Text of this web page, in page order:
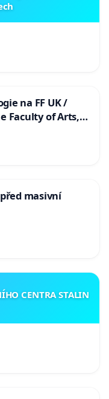
na FF UK /
Faculty of Arts,
masivní
CENTRA STALIN